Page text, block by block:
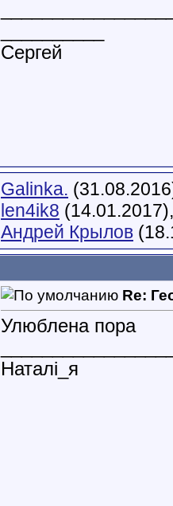
Сергей
Galinka.
len4ik8
Андрей Крылов
Re:
Улюблена пора
Наталі_я